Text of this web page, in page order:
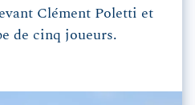
Clément Poletti et
de cinq joueurs.